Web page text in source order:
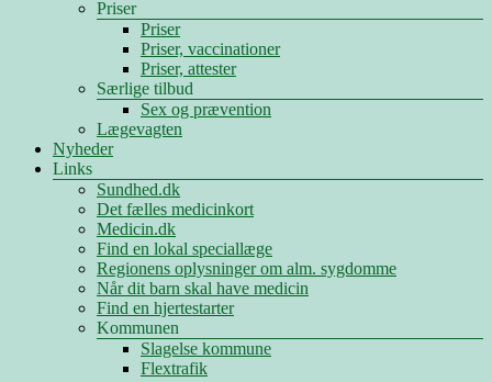
Priser
Priser
Priser, vaccinationer
Priser, attester
Særlige tilbud
Sex og prævention
Lægevagten
Nyheder
Links
Sundhed.dk
Det fælles medicinkort
Medicin.dk
Find en lokal speciallæge
Regionens oplysninger om alm. sygdomme
Når dit barn skal have medicin
Find en hjertestarter
Kommunen
Slagelse kommune
Flextrafik